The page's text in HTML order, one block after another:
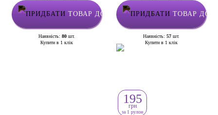
ТОВАР ДОДАНО У КОШИК
Наявність: 80шт.
Купити в 1 клік
ТОВАР
Наявність:57 шт.
Купити в 1 клік
195
грн
за 1 рулон